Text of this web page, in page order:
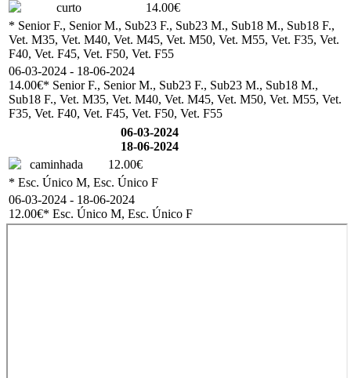
curto
14.00€
* Senior F., Senior M., Sub23 F., Sub23 M., Sub18 M., Sub18 F.,
Vet. M35, Vet. M40, Vet. M45, Vet. M50, Vet. M55, Vet. F35, Vet.
F40, Vet. F45, Vet. F50, Vet. F55
06-03-2024 - 18-06-2024
14.00€* Senior F., Senior M., Sub23 F., Sub23 M., Sub18 M.,
Sub18 F., Vet. M35, Vet. M40, Vet. M45, Vet. M50, Vet. M55, Vet.
F35, Vet. F40, Vet. F45, Vet. F50, Vet. F55
06-03-2024
18-06-2024
caminhada
12.00€
* Esc. Único M, Esc. Único F
06-03-2024 - 18-06-2024
12.00€* Esc. Único M, Esc. Único F